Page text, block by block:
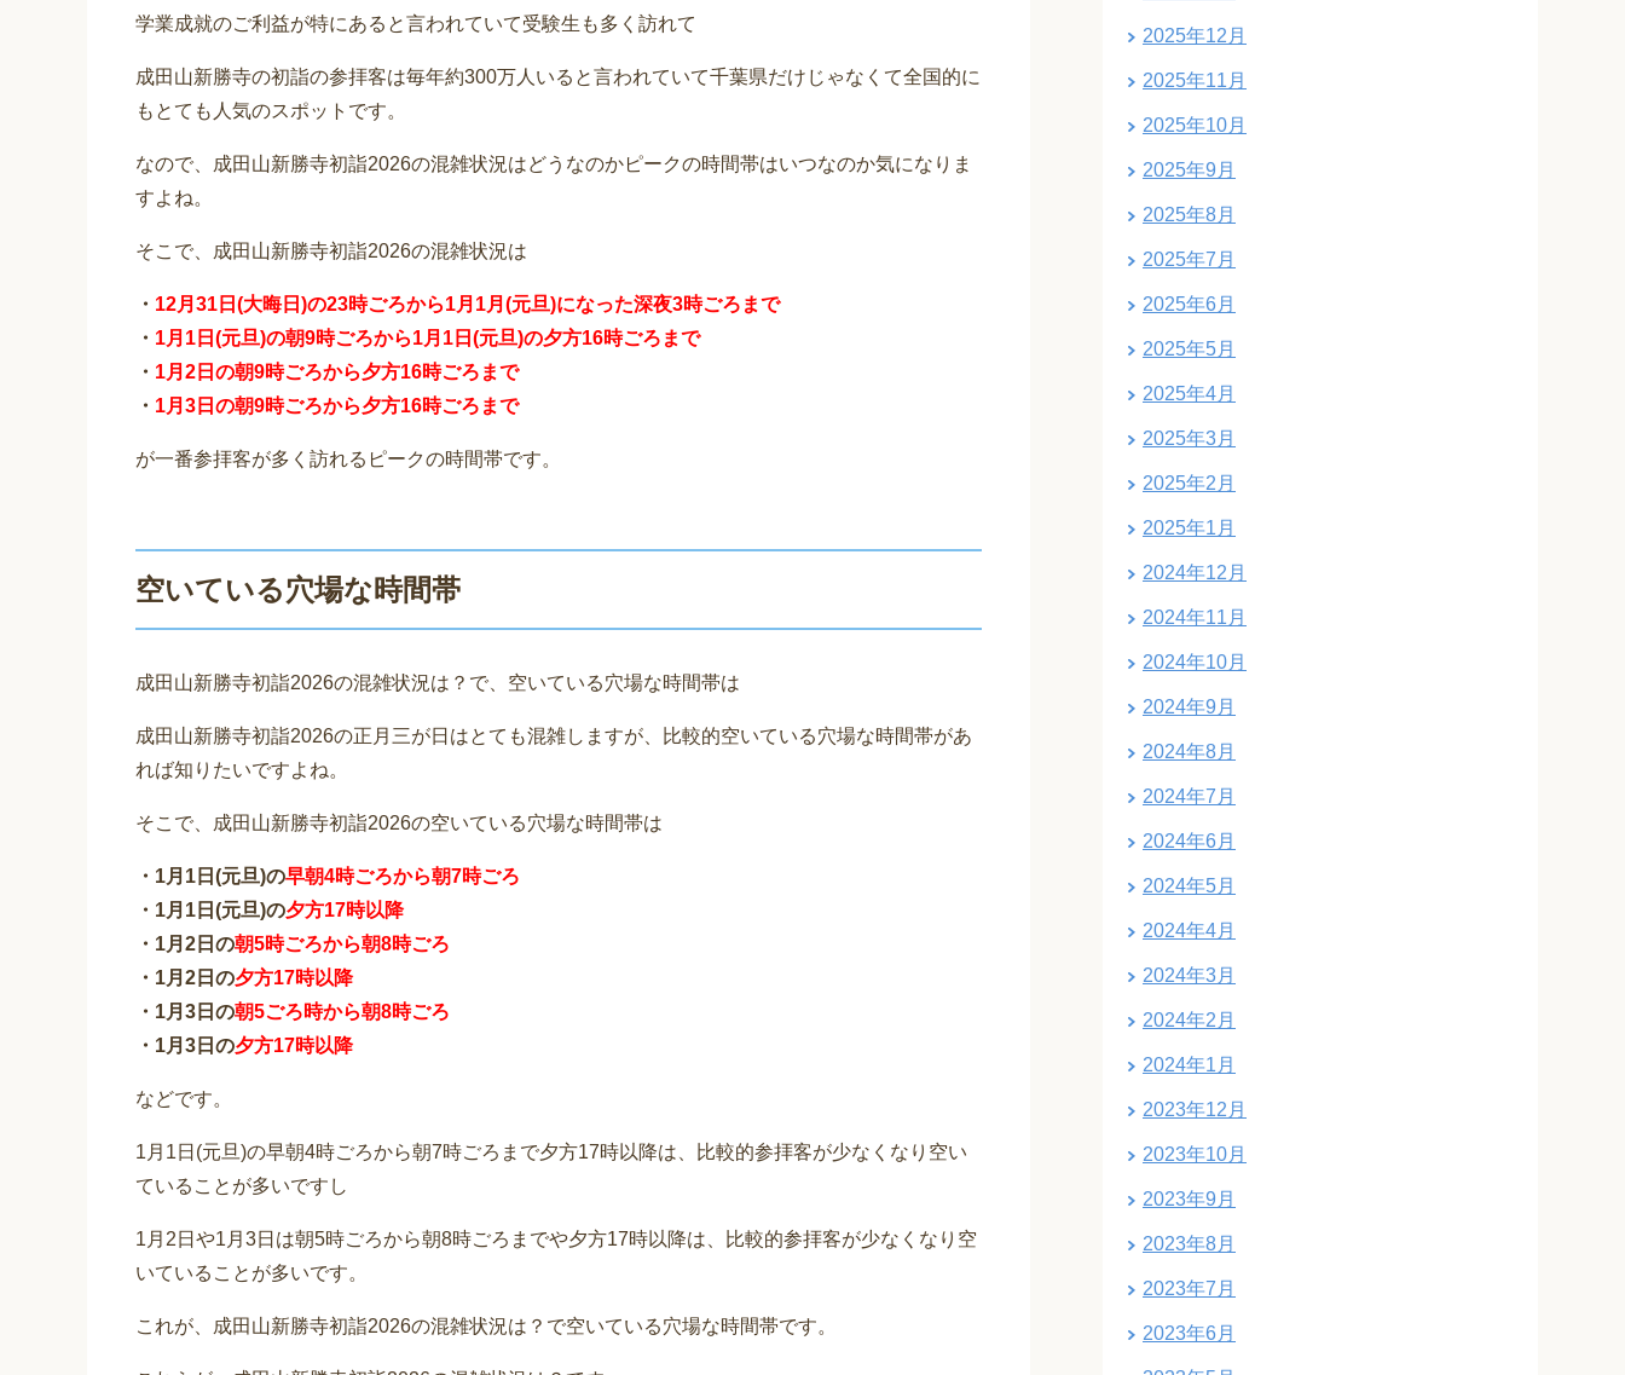
学業成就のご利益が特にあると言われていて受験生も多く訪れて
成田山新勝寺の初詣の参拝客は毎年約300万人いると言われていて千葉県だけじゃなくて全国的に
もとても人気のスポットです。
なので、成田山新勝寺初詣2026の混雑状況はどうなのかピークの時間帯はいつなのか気になりま
すよね。
そこで、成田山新勝寺初詣2026の混雑状況は
・ 12月31日(大晦日)の23時ごろから1月1月(元旦)になった深夜3時ごろまで
・ 1月1日(元旦)の朝9時ごろから1月1日(元旦)の夕方16時ごろまで
・ 1月2日の朝9時ごろから夕方16時ごろまで
・ 1月3日の朝9時ごろから夕方16時ごろまで
が一番参拝客が多く訪れるピークの時間帯です。
空いている穴場な時間帯
成田山新勝寺初詣2026の混雑状況は？で、空いている穴場な時間帯は
成田山新勝寺初詣2026の正月三が日はとても混雑しますが、比較的空いている穴場な時間帯があ
れば知りたいですよね。
そこで、成田山新勝寺初詣2026の空いている穴場な時間帯は
・1月1日(元旦)の早朝4時ごろから朝7時ごろ
・1月1日(元旦)の夕方17時以降
・1月2日の朝5時ごろから朝8時ごろ
・1月2日の夕方17時以降
・1月3日の朝5ごろ時から朝8時ごろ
・1月3日の夕方17時以降
などです。
1月1日(元旦)の早朝4時ごろから朝7時ごろまで夕方17時以降は、比較的参拝客が少なくなり空い
ていることが多いですし
1月2日や1月3日は朝5時ごろから朝8時ごろまでや夕方17時以降は、比較的参拝客が少なくなり空
いていることが多いです。
これが、成田山新勝寺初詣2026の混雑状況は？で空いている穴場な時間帯です。
2025年12月
2025年11月
2025年10月
2025年9月
2025年8月
2025年7月
2025年6月
2025年5月
2025年4月
2025年3月
2025年2月
2025年1月
2024年12月
2024年11月
2024年10月
2024年9月
2024年8月
2024年7月
2024年6月
2024年5月
2024年4月
2024年3月
2024年2月
2024年1月
2023年12月
2023年10月
2023年9月
2023年8月
2023年7月
2023年6月